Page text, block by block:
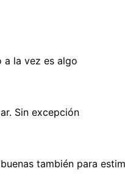
a la vez es algo
Sin excepción
también para